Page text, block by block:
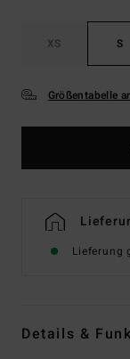
XS S
Größentabelle
Lieferung
Details &